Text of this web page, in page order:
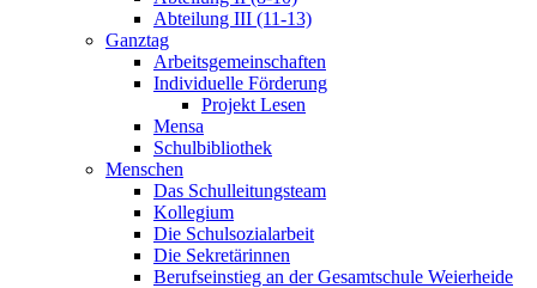
Abteilung III (11-13)
Ganztag
Arbeitsgemeinschaften
Individuelle Förderung
Projekt Lesen
Mensa
Schulbibliothek
Menschen
Das Schulleitungsteam
Kollegium
Die Schulsozialarbeit
Die Sekretärinnen
Berufseinstieg an der Gesamtschule Weierheide